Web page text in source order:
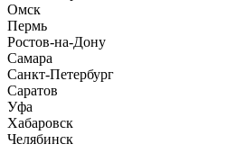
Омск
Пермь
Ростов-на-Дону
Самара
Санкт-Петербург
Саратов
Уфа
Хабаровск
Челябинск